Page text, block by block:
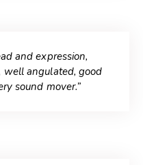
and expression,
well angulated, good
sound mover.”